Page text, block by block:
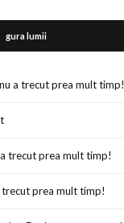
gura lumii
a trecut prea mult timp!
a trecut prea mult timp!
trecut prea mult timp!